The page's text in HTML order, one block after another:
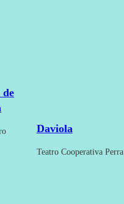
de
Daviola
Teatro Cooperativa Perra